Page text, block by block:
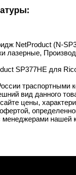
NetProduct (N-
лазерные,
SP377HE для
траспортными
вид данного
цены,
менеджерами нашей